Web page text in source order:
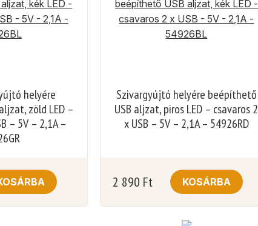
helyére
zöld LED –
– 5V – 2,1A –
Szivargyújtó helyére beépíthető
USB aljzat, piros LED – csavaros 2
x USB – 5V – 2,1A – 54926RD
2 890 Ft KOSÁRBA